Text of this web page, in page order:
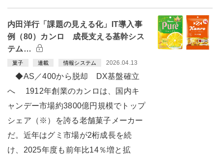
内田洋行「課題の見える化」IT導入事
例（80）カンロ 成長支える基幹シス
テム…
菓子 連載 情報システム 2026.04.13
◆AS／400から脱却 DX基盤確立
へ 1912年創業のカンロは、国内キ
ャンデー市場約3800億円規模でトップ
シェア（※）を誇る老舗菓子メーカー
だ。近年はグミ市場が2桁成長を続
け、2025年度も前年比14％増と拡